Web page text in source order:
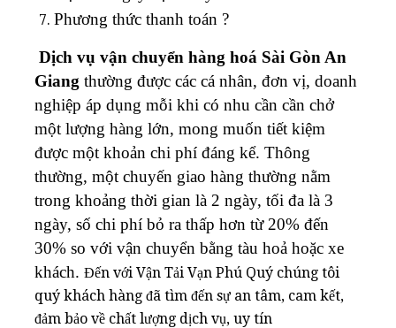
Phương thức thanh toán ?
Dịch vụ vận chuyển hàng hoá Sài Gòn An
Giang thường được các cá nhân, đơn vị, doanh
nghiệp áp dụng mỗi khi có nhu cần cần chở
một lượng hàng lớn, mong muốn tiết kiệm
được một khoản chi phí đáng kể. Thông
thường, một chuyến giao hàng thường nằm
trong khoảng thời gian là 2 ngày, tối đa là 3
ngày, số chi phí bỏ ra thấp hơn từ 20% đến
30% so với vận chuyển bằng tàu hoả hoặc xe
khách. Đến với Vận Tải Vạn Phú Quý chúng tôi
quý khách hàng đã tìm đến sự an tâm, cam kết,
đảm bảo về chất lượng dịch vụ, uy tín